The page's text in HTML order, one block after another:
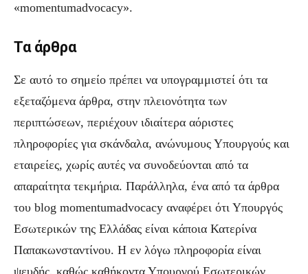
«momentumadvocacy».
Τα άρθρα
Σε αυτό το σημείο πρέπει να υπογραμμιστεί ότι τα
εξεταζόμενα άρθρα, στην πλειονότητα των
περιπτώσεων, περιέχουν ιδιαίτερα αόριστες
πληροφορίες για σκάνδαλα, ανώνυμους Υπουργούς και
εταιρείες, χωρίς αυτές να συνοδεύονται από τα
απαραίτητα τεκμήρια. Παράλληλα, ένα από τα άρθρα
του blog momentumadvocacy αναφέρει ότι Υπουργός
Εσωτερικών της Ελλάδας είναι κάποια Κατερίνα
Παπακωνσταντίνου. Η εν λόγω πληροφορία είναι